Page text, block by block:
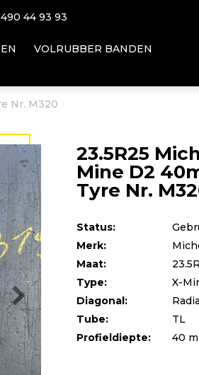
0 44 93 93
VOLRUBBER BANDEN
Nr. M320
23.5R25
Mine D2
Tyre Nr.
Status:
Merk:
Maat:
Type:
X-
Diagonal:
Tube:
TL
Profieldiepte:
40